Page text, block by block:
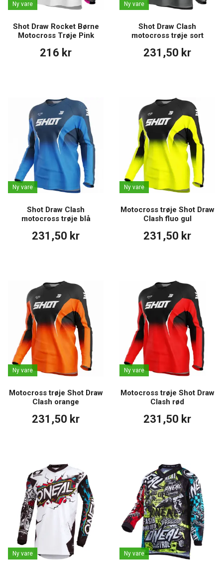
Ny vare
Shot Draw Rocket Børne
Motocross Trøje Pink
216 kr
Ny vare
Shot Draw Clash
motocross trøje sort
231,50 kr
Ny vare
Shot Draw Clash
motocross trøje blå
231,50 kr
Ny vare
Motocross trøje Shot Draw
Clash fluo gul
231,50 kr
Ny vare
Motocross trøje Shot Draw
Clash orange
231,50 kr
Ny vare
Motocross trøje Shot Draw
Clash rød
231,50 kr
Ny vare Ny vare